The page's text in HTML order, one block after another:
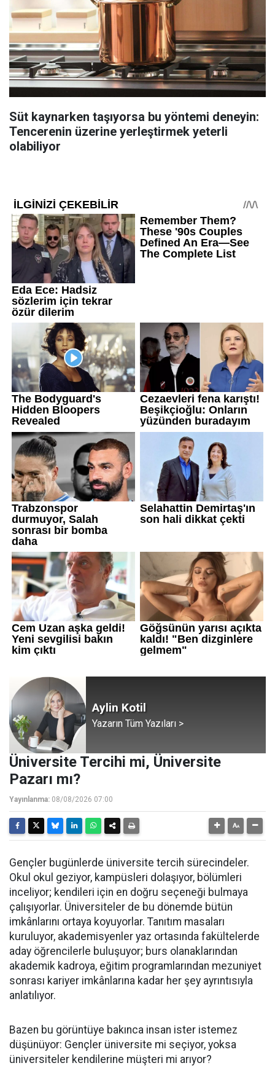
Süt kaynarken taşıyorsa bu yöntemi deneyin:
Tencerenin üzerine yerleştirmek yeterli
olabiliyor
Aylin Kotil
Yazarın Tüm Yazıları >
Üniversite Tercihi mi, Üniversite
Pazarı mı?
Yayınlanma: 08/08/2026 07:00
Gençler bugünlerde üniversite tercih sürecindeler.
Okul okul geziyor, kampüsleri dolaşıyor, bölümleri
inceliyor; kendileri için en doğru seçeneği bulmaya
çalışıyorlar. Üniversiteler de bu dönemde bütün
imkânlarını ortaya koyuyorlar. Tanıtım masaları
kuruluyor, akademisyenler yaz ortasında fakültelerde
aday öğrencilerle buluşuyor; burs olanaklarından
akademik kadroya, eğitim programlarından mezuniyet
sonrası kariyer imkânlarına kadar her şey ayrıntısıyla
anlatılıyor.
Bazen bu görüntüye bakınca insan ister istemez
düşünüyor: Gençler üniversite mi seçiyor, yoksa
üniversiteler kendilerine müşteri mi arıyor?